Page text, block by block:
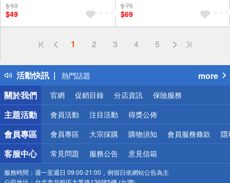
$ 53
$49
$ 75
$69
1 2 3 4 5
活動快訊
偏遠地區配送
得獎公告
熱門話題
銀行優惠
偏遠地區配送
詐騙網頁！請小心！
more
關於我們
官網 促銷目錄 分店資訊 保險服務
主題活動 會員活動 注目活動 得獎公佈
會員專區 會員專區 大宗採購 購物須知 會員服務條款 隱
客服中心 常見問題 服務公告 意見信箱
服務時間： 週一至週日 09:00-21:00，例假日依網站公告為主